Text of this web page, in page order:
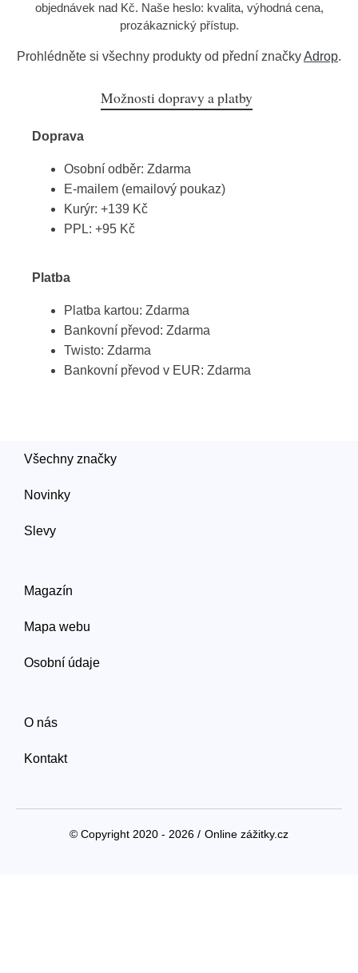
objednávek nad Kč. Naše heslo: kvalita, výhodná cena,
prozákaznický přístup.
Prohlédněte si všechny produkty od přední značkyAdrop.
Možnosti dopravy a platby
Doprava
Osobní odběr: Zdarma
E-mailem (emailový poukaz)
Kurýr: +139 Kč
PPL: +95 Kč
Platba
Platba kartou: Zdarma
Bankovní převod: Zdarma
Twisto: Zdarma
Bankovní převod v EUR: Zdarma
Všechny značky
Novinky
Slevy
Magazín
Mapa webu
Osobní údaje
O nás
Kontakt
© Copyright 2020 - 2026 / Online zážitky.cz